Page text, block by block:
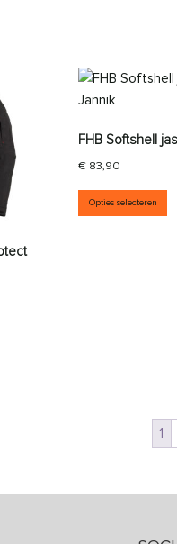
heeft meerdere
FHB Softshell
€ 83,90
Opties selecteren
1